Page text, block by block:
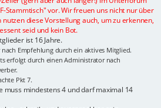
Stammtisch" vor. Wir freuen uns nicht nur über
diese Vorstellung auch, um zu erkennen,
seid und kein Bot.
ist 16 Jahre.
nach Empfehlung durch ein aktives Mitglied.
erfolgt durch einen Administrator nach
Pkt 7.
muss mindestens 4 und darf maximal 14